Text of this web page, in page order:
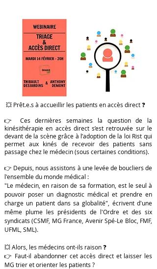
💥 Prêt.e.s à accueillir les patients en accès direct ❓
👉 Ces dernières semaines la question de la
kinésithérapie en accès direct s’est retrouvée sur le
devant de la scène grâce à l’adoption de la loi Rist qui
permet aux kinés de recevoir des patients sans
passage chez le médecin (sous certaines conditions).
👉 Depuis, nous assistons à une levée de boucliers de
l'ensemble du monde médical :
"Le médecin, en raison de sa formation, est le seul à
pouvoir poser un diagnostic médical et prendre en
charge un patient dans sa globalité", écrivent d'une
même plume les présidents de l'Ordre et des six
syndicats (CSMF, MG France, Avenir Spé-Le Bloc, FMF,
UFML, SML).
💥 Alors, les médecins ont-ils raison ❓
👉 Faut-il abandonner cet accès direct et laisser les
MG trier et orienter les patients ?